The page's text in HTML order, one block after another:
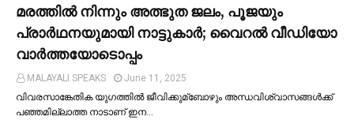
മരത്തില്‍ നിന്നും അത്ഭുത ജലം, പൂജയും
പ്രാര്‍ഥനയുമായി നാട്ടുകാര്‍; വൈറൽ വീഡിയോ
വാർത്തയോടൊപ്പം
MALAYALI SPEAKS
June 11, 2025
വിവരസാങ്കേതിക യുഗത്തില്‍ ജീവിക്കുമ്ബോഴും അന്ധവിശ്വാസങ്ങള്‍ക്ക്
പഞ്ഞമില്ലാത്ത നാടാണ് ഇന…